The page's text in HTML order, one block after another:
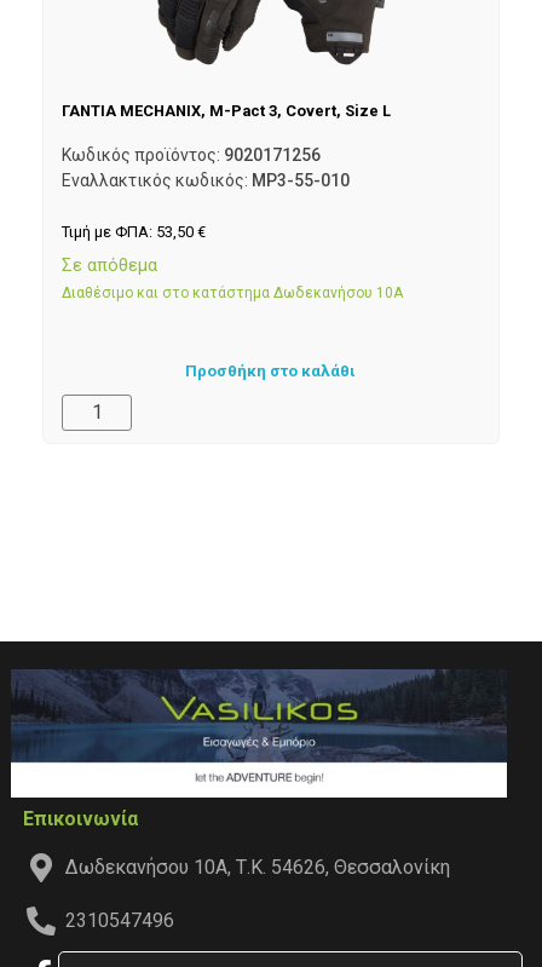
ΓΑΝΤΙΑ MECHANIX, M-Pact 3, Covert, Size L
Κωδικός προϊόντος: 9020171256
Εναλλακτικός κωδικός: MP3-55-010
Τιμή με ΦΠΑ: 53,50 €
Σε απόθεμα
Διαθέσιμο και στο κατάστημα Δωδεκανήσου 10Α
Προσθήκη στο καλάθι
Επικοινωνία
Δωδεκανήσου 10Α, Τ.Κ. 54626, Θεσσαλονίκη
2310547496